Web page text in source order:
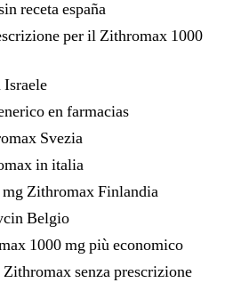
receta españa
per il Zithromax 1000
en farmacias
Svezia
in italia
Zithromax Finlandia
Belgio
1000 mg più economico
senza prescrizione